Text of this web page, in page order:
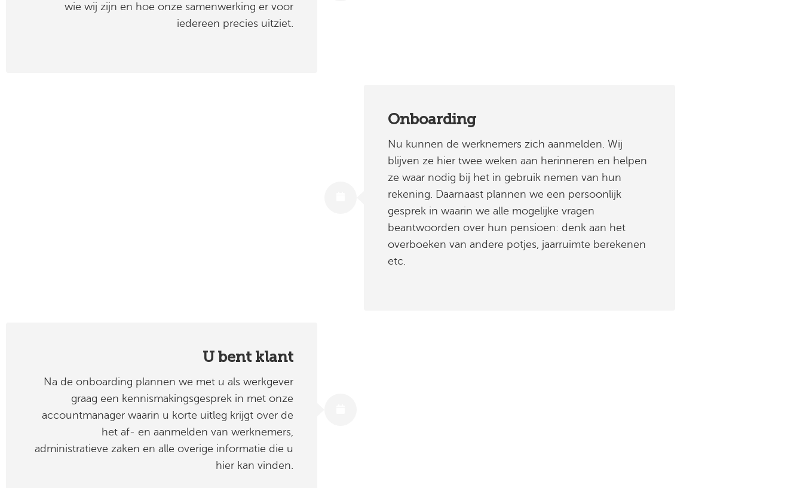
wie wij zijn en hoe onze samenwerking er voor
iedereen precies uitziet.
Onboarding
Nu kunnen de werknemers zich aanmelden. Wij
blijven ze hier twee weken aan herinneren en helpen
ze waar nodig bij het in gebruik nemen van hun
rekening. Daarnaast plannen we een persoonlijk
gesprek in waarin we alle mogelijke vragen
beantwoorden over hun pensioen: denk aan het
overboeken van andere potjes, jaarruimte berekenen
etc.
U bent klant
Na de onboarding plannen we met u als werkgever
graag een kennismakingsgesprek in met onze
accountmanager waarin u korte uitleg krijgt over de
het af- en aanmelden van werknemers,
administratieve zaken en alle overige informatie die u
hier kan vinden.